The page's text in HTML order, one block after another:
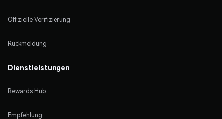
Offizielle Verifizierung
Rückmeldung
Dienstleistungen
Rewards Hub
Empfehlung